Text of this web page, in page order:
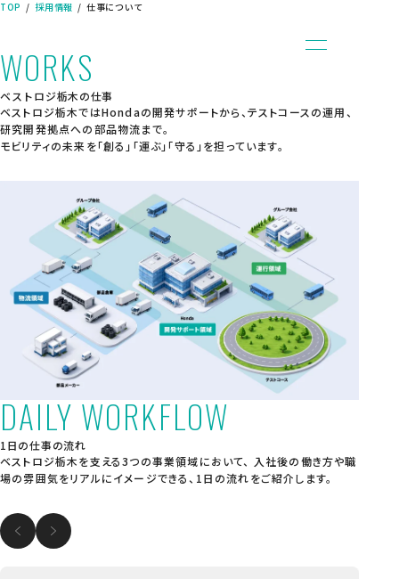
TOP
事業内容
企業情報
社会への取り組み
新着情報
数字で見るベストロジ栃木
社員インタビュー
仕事について
キャリア採用情報
高校生向け採用情報
お問い合わせ
TOP 採用情報 仕事について
WORKS
ベストロジ栃木の仕事
ベストロジ栃木ではHondaの開発サポートから、テストコースの運用、
研究開発拠点への部品物流まで。
モビリティの未来を「創る」「運ぶ」「守る」を担っています。
DAILY WORKFLOW
1日の仕事の流れ
ベストロジ栃木を支える3つの事業領域において、
入社後の働き方や職
場の雰囲気をリアルにイメージできる、1日の流れをご紹介します。